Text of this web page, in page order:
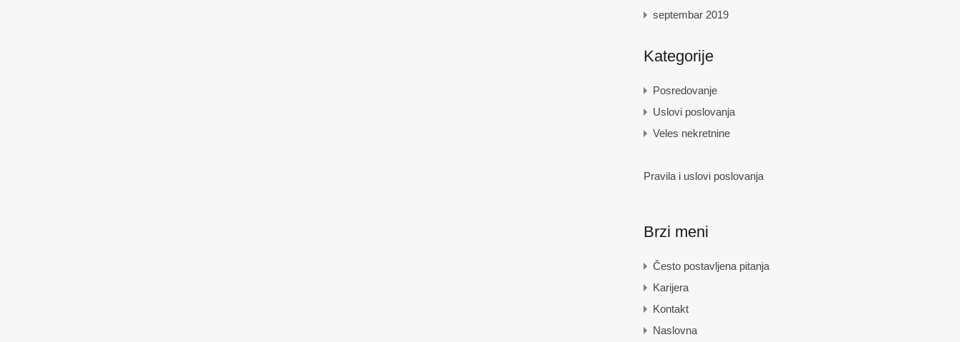
septembar 2019
Kategorije
Posredovanje
Uslovi poslovanja
Veles nekretnine
Pravila i uslovi poslovanja
Brzi meni
Često postavljena pitanja
Karijera
Kontakt
Naslovna